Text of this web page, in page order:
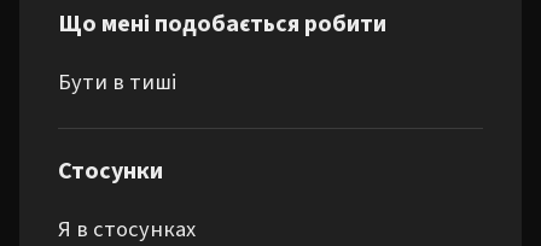
Що мені подобається робити
Бути в тиші
Стосунки
Я в стосунках